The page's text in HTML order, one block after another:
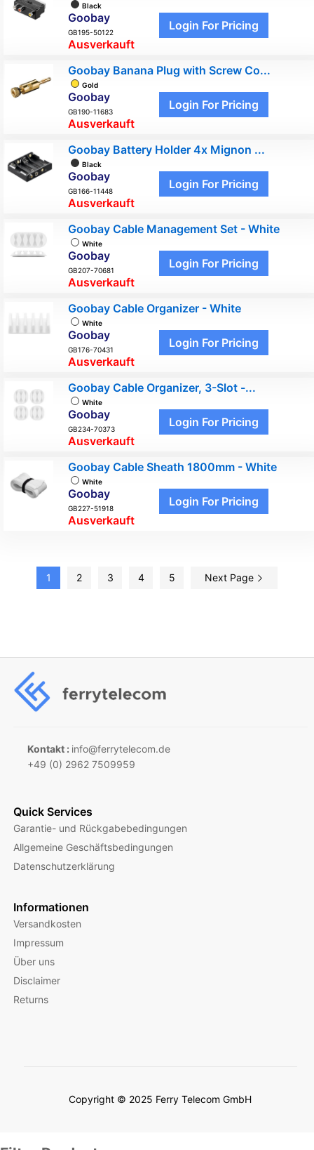
Black
Goobay
GB195-50122
Ausverkauft
Login For Pricing
Goobay Banana Plug with Screw Co...
Gold
Goobay
GB190-11683
Ausverkauft
Login For Pricing
Goobay Battery Holder 4x Mignon ...
Black
Goobay
GB166-11448
Ausverkauft
Login For Pricing
Goobay Cable Management Set - White
White
Goobay
GB207-70681
Ausverkauft
Login For Pricing
Goobay Cable Organizer - White
White
Goobay
GB176-70431
Ausverkauft
Login For Pricing
Goobay Cable Organizer, 3-Slot -...
White
Goobay
GB234-70373
Ausverkauft
Login For Pricing
Goobay Cable Sheath 1800mm - White
White
Goobay
GB227-51918
Ausverkauft
Login For Pricing
1 2 3 4 5 Next Page
Kontakt : info@ferrytelecom.de
+49 (0) 2962 7509959
Quick Services
Garantie- und Rückgabebedingungen
Allgemeine Geschäftsbedingungen
Datenschutzerklärung
Informationen
Versandkosten
Impressum
Über uns
Disclaimer
Returns
Copyright © 2025 Ferry Telecom GmbH